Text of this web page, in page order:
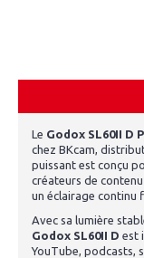
Le Godox SL60II D
chez BKcam,
puissant est conçu
créateurs de
un éclairage continu
Avec sa lumière
Godox SL60II D est
YouTube, podcasts,